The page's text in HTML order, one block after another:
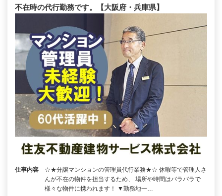
不在時の代行勤務です。【大阪府・兵庫県】
仕事内容
☆★分譲マンションの管理員代行業務★☆ 休暇等で管理人さ
んが不在の物件を担当するため、 場所や時間はバラバラで
様々な物件に携われます！ ▼勤務地一…